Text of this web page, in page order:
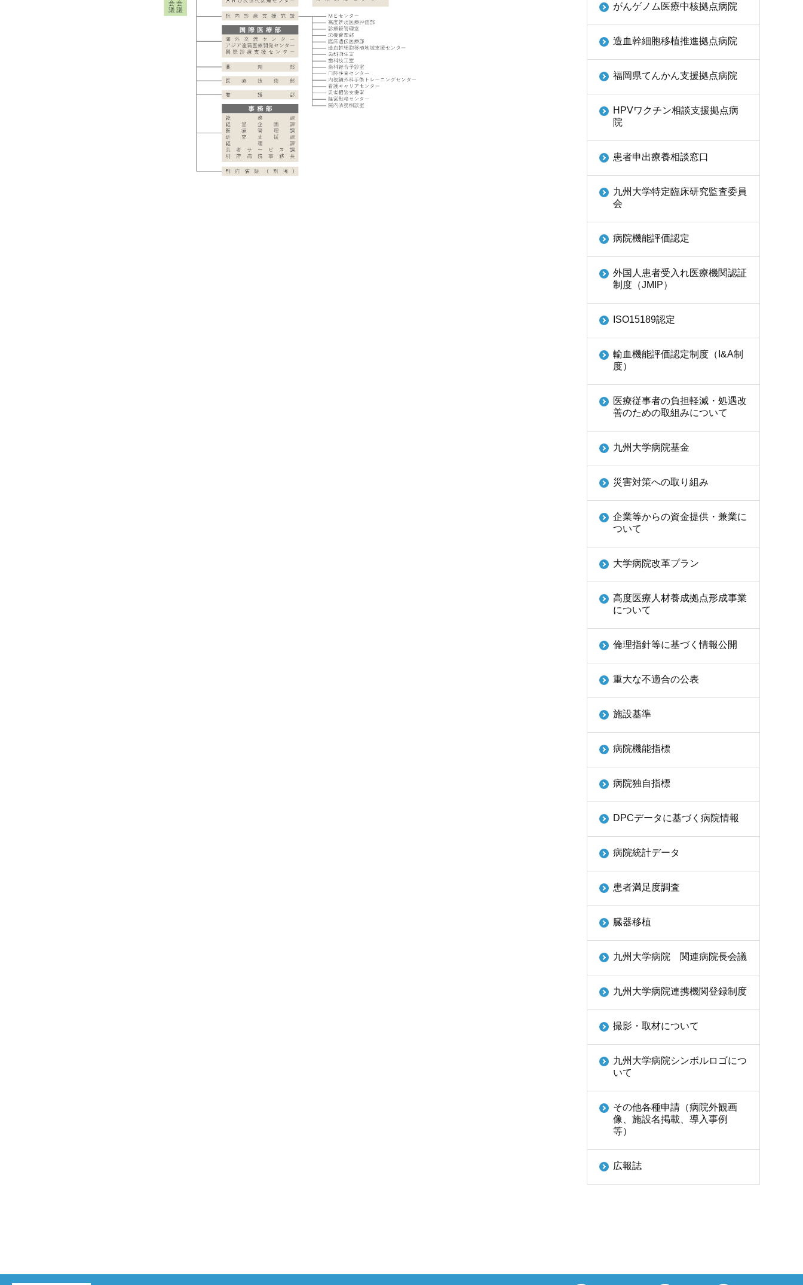
がんゲノム医療中核拠点病院
造血幹細胞移植推進拠点病院
福岡県てんかん支援拠点病院
HPVワクチン相談支援拠点病
院
患者申出療養相談窓口
九州大学特定臨床研究監査委員
会
病院機能評価認定
外国人患者受入れ医療機関認証
制度（JMIP）
ISO15189認定
輸血機能評価認定制度（I&A制
度）
医療従事者の負担軽減・処遇改
善のための取組みについて
九州大学病院基金
災害対策への取り組み
企業等からの資金提供・兼業に
ついて
大学病院改革プラン
高度医療人材養成拠点形成事業
について
倫理指針等に基づく情報公開
重大な不適合の公表
施設基準
病院機能指標
病院独自指標
DPCデータに基づく病院情報
病院統計データ
患者満足度調査
臓器移植
九州大学病院 関連病院長会議
九州大学病院連携機関登録制度
撮影・取材について
九州大学病院シンボルロゴにつ
いて
その他各種申請（病院外観画
像、施設名掲載、導入事例
等）
広報誌